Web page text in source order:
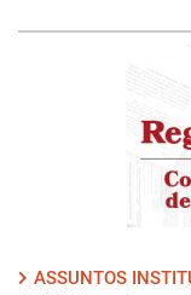
ASSUNTOS